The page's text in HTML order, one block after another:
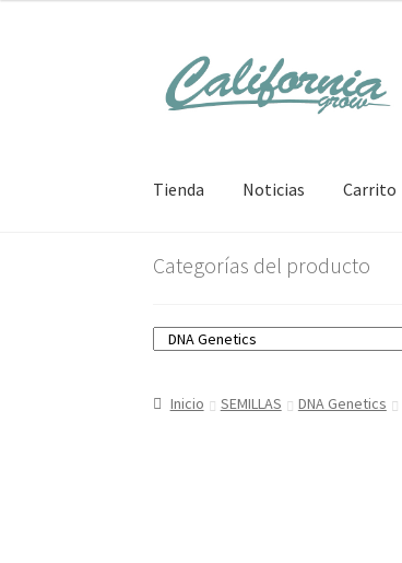
contenido
Tienda Noticias Carrito
Categorías del producto
Inicio SEMILLAS DNA Genetics